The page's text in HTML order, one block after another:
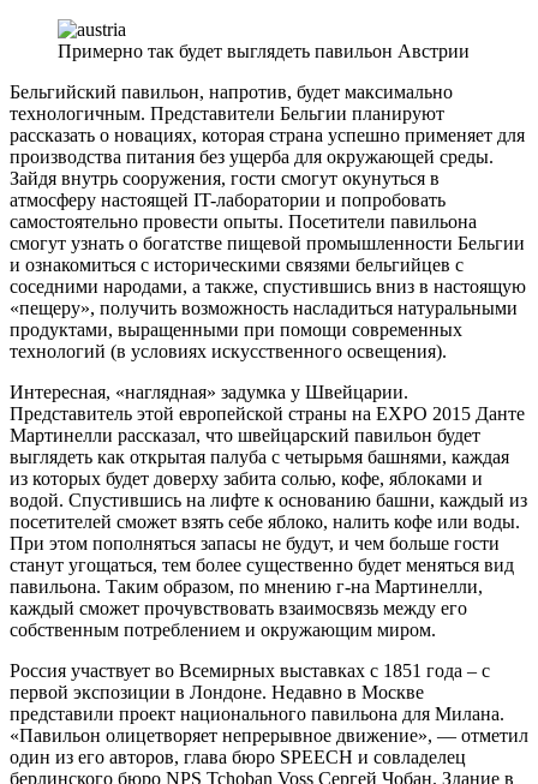
Примерно так будет выглядеть павильон Австрии
Бельгийский павильон, напротив, будет максимально
технологичным. Представители Бельгии планируют
рассказать о новациях, которая страна успешно применяет для
производства питания без ущерба для окружающей среды.
Зайдя внутрь сооружения, гости смогут окунуться в
атмосферу настоящей IT-лаборатории и попробовать
самостоятельно провести опыты. Посетители павильона
смогут узнать о богатстве пищевой промышленности Бельгии
и ознакомиться с историческими связями бельгийцев с
соседними народами, а также, спустившись вниз в настоящую
«пещеру», получить возможность насладиться натуральными
продуктами, выращенными при помощи современных
технологий (в условиях искусственного освещения).
Интересная, «наглядная» задумка у Швейцарии.
Представитель этой европейской страны на EXPO 2015 Данте
Мартинелли рассказал, что швейцарский павильон будет
выглядеть как открытая палуба с четырьмя башнями, каждая
из которых будет доверху забита солью, кофе, яблоками и
водой. Спустившись на лифте к основанию башни, каждый из
посетителей сможет взять себе яблоко, налить кофе или воды.
При этом пополняться запасы не будут, и чем больше гости
станут угощаться, тем более существенно будет меняться вид
павильона. Таким образом, по мнению г-на Мартинелли,
каждый сможет прочувствовать взаимосвязь между его
собственным потреблением и окружающим миром.
Россия участвует во Всемирных выставках с 1851 года – с
первой экспозиции в Лондоне. Недавно в Москве
представили проект национального павильона для Милана.
«Павильон олицетворяет непрерывное движение», — отметил
один из его авторов, глава бюро SPEECH и совладелец
берлинского бюро NPS Tchoban Voss Сергей Чобан. Здание в